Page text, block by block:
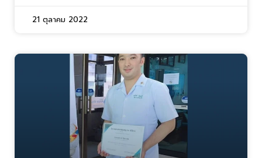
21 ตุลาคม 2022